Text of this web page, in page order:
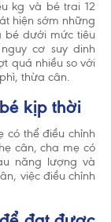
kg và bé trai 12
hiện sớm những
bé dưới mức tiêu
cơ suy dinh
quá nhiều so với
thừa cân.
kịp thời
có thể điều chỉnh
cân, cha mẹ có
năng lượng và
việc điều chỉnh